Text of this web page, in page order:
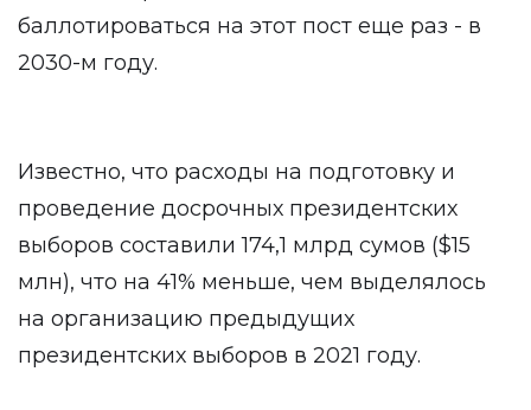
баллотироваться на этот пост еще раз - в
2030-м году.
Известно, что расходы на подготовку и
проведение досрочных президентских
выборов составили 174,1 млрд сумов ($15
млн), что на 41% меньше, чем выделялось
на организацию предыдущих
президентских выборов в 2021 году.